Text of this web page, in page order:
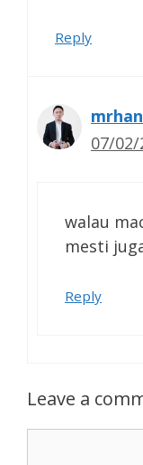
Reply
07/02/
walau
mesti
Reply
Leave a